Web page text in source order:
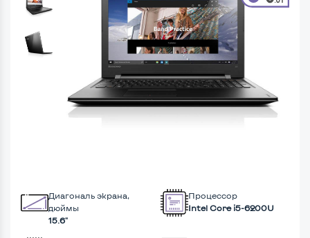
Диагональ экрана,
дюймы
15.6"
Процессор
Intel Core i5-6200U